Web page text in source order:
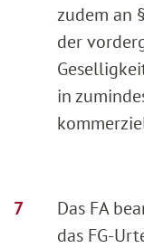
zudem an
der
in
Das FA
das FG-